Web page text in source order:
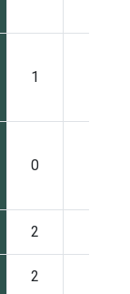
1
0
2
2